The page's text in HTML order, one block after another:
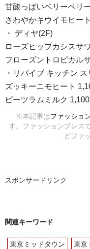
甘酸っぱいベリーベ
さわやかキウイモヒー
・ ディヤ(2F)
ローズヒップカシス
フローズントロピカル
・リバイブ キッチン
ズッキーニモヒート
ビーツラムミルク 1,100
※本記事はファッショ
す。ファッションプレス
どファ
スポンサードリンク
関連キーワード
東京ミッドタウン 東京